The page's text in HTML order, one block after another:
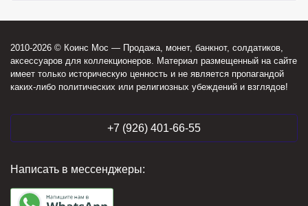
2010-2026 © Коинс Мос — Продажа, монет, банкнот, солдатиков,
аксессуаров для коллекционеров. Материал размещенный на сайте
имеет только историческую ценность и не является пропагандой
каких-либо политических или религиозных убеждений и взглядов!
+7 (926) 401-66-55
Написать в мессенджеры: